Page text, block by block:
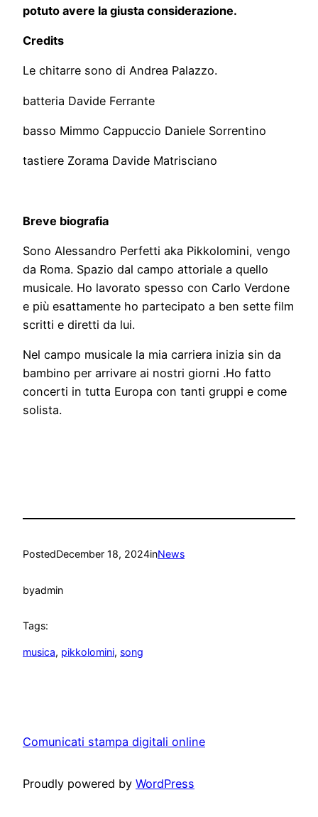
potuto avere la giusta considerazione.
Credits
Le chitarre sono di Andrea Palazzo.
batteria Davide Ferrante
basso Mimmo Cappuccio Daniele Sorrentino
tastiere Zorama Davide Matrisciano
Breve biografia
Sono Alessandro Perfetti aka Pikkolomini, vengo
da Roma. Spazio dal campo attoriale a quello
musicale. Ho lavorato spesso con Carlo Verdone
e più esattamente ho partecipato a ben sette film
scritti e diretti da lui.
Nel campo musicale la mia carriera inizia sin da
bambino per arrivare ai nostri giorni .Ho fatto
concerti in tutta Europa con tanti gruppi e come
solista.
PostedDecember 18, 2024inNews
byadmin
Tags:
musica, pikkolomini, song
Comunicati stampa digitali online
Proudly powered by WordPress